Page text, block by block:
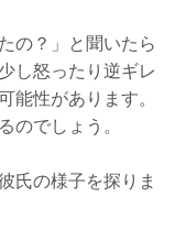
の？」と聞いたら
し怒ったり逆ギレ
能性があります。
のでしょう。
氏の様子を探りま